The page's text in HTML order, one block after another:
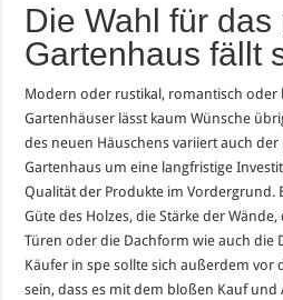
Die Wahl für das
Gartenhaus fällt
Modern oder rustikal, romantisch oder
Gartenhäuser lässt kaum Wünsche
des neuen Häuschens variiert auch der
Gartenhaus um eine langfristige
Qualität der Produkte im Vordergrund.
Güte des Holzes, die Stärke der
Türen oder die Dachform wie auch die
Käufer in spe sollte sich außerdem vor
sein, dass es mit dem bloßen Kauf